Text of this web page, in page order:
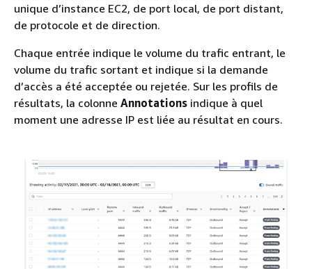
unique d’instance EC2, de port local, de port distant,
de protocole et de direction.
Chaque entrée indique le volume du trafic entrant, le
volume du trafic sortant et indique si la demande
d’accès a été acceptée ou rejetée. Sur les profils de
résultats, la colonne Annotations indique à quel
moment une adresse IP est liée au résultat en cours.